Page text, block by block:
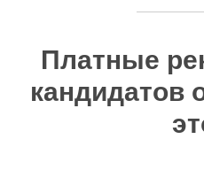
Платные
кандидатов